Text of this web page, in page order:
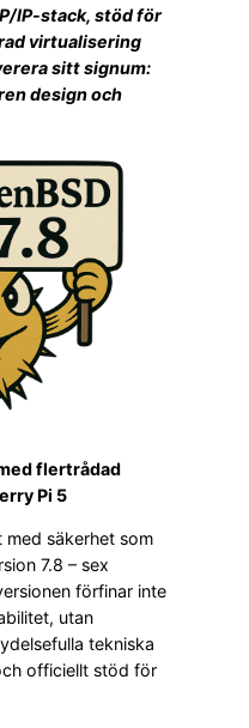
IP-stack, stöd för
virtualisering
sitt signum:
design och
flertrådad
Pi 5
med säkerhet som
7.8 – sex
förfinar inte
utan
tekniska
officiellt stöd för